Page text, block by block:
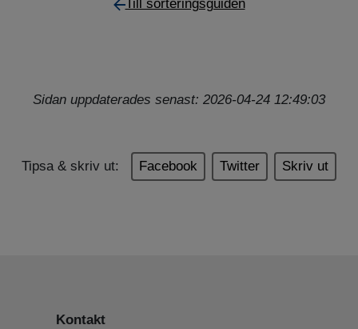
Till sorteringsguiden
Sidan uppdaterades senast: 2026-04-24 12:49:03
Tipsa & skriv ut: Facebook Twitter Skriv ut
Kontakt